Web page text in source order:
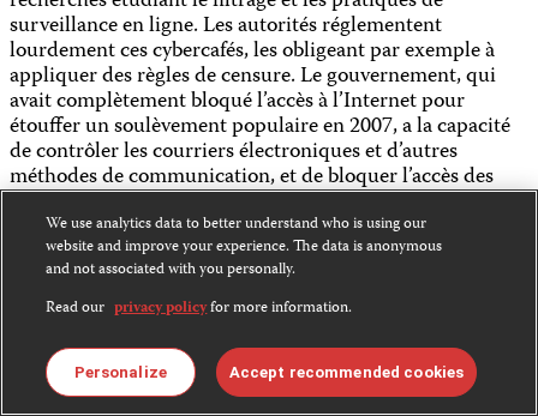
surveillance en ligne. Les autorités réglementent
lourdement ces cybercafés, les obligeant par exemple à
appliquer des règles de censure. Le gouvernement, qui
avait complètement bloqué l’accès à l’Internet pour
étouffer un soulèvement populaire en 2007, a la capacité
de contrôler les courriers électroniques et d’autres
méthodes de communication, et de bloquer l’accès des
usagers à certains sites politiques de l’opposition, selon
l’Open Net Initiative. Au moins deux bloggeurs sont
actuellement en prison.
Illustration: Le bloggeur Maung Thura, plus connu sous
le nom de Zarganar, est en train de purger une peine
séquences vidéo, après le passage du cyclone Nargis en
2008.
We use analytics data to better understand who is using our
website and improve your experience. The data is anonymous
and not associated with you personally.
Read our privacy policyfor more information.
Personalize Accept recommended cookies